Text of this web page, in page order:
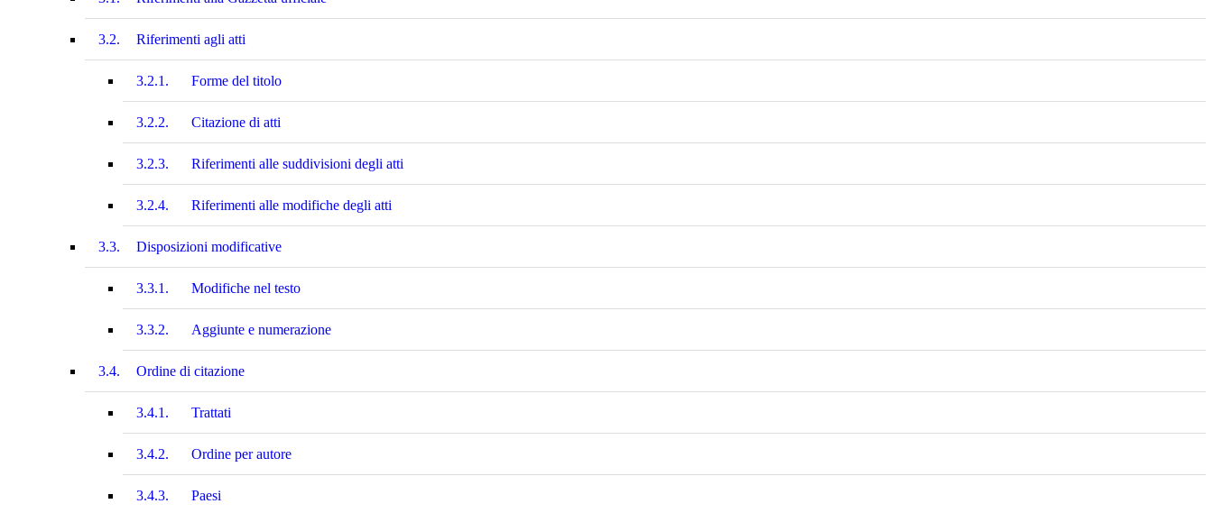
3.2. Riferimenti agli atti
3.2.1. Forme del titolo
3.2.2. Citazione di atti
3.2.3. Riferimenti alle suddivisioni degli atti
3.2.4. Riferimenti alle modifiche degli atti
3.3. Disposizioni modificative
3.3.1. Modifiche nel testo
3.3.2. Aggiunte e numerazione
3.4. Ordine di citazione
3.4.1. Trattati
3.4.2. Ordine per autore
3.4.3. Paesi